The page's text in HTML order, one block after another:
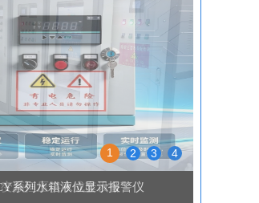
变频恒压供水成套设备
1 2 3 4